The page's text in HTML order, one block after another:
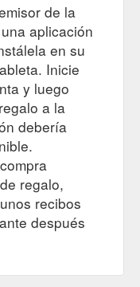
de la
aplicación
en su
Inicie
y luego
a la
debería
regalo,
recibos
después